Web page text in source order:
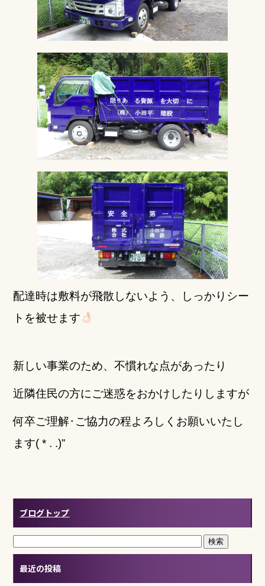
配達時は敷料が飛散しないよう、しっかりシー
トを被せます
新しい事業のため、不慣れな点があったり
近隣住民の方にご迷惑をおかけしたりしますが
何卒ご理解･ご協力の程よろしくお願いいたし
ます( * . .)”
ブログトップ
最近の投稿